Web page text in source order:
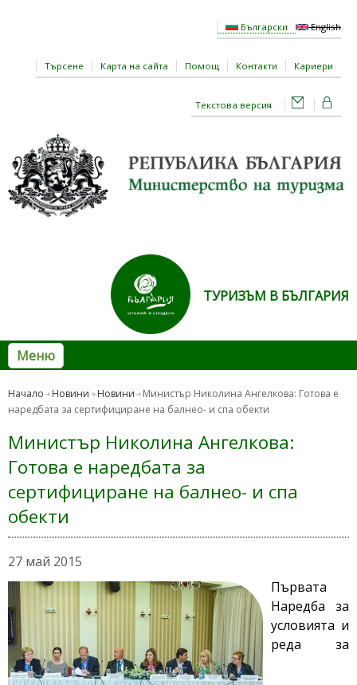
Български English
Търсене Карта на сайта Помощ Контакти Кариери
Текстова версия
ТУРИЗЪМ В БЪЛГАРИЯ
Меню
Начало Новини Новини
Министър Николина Ангелкова: Готова е
наредбата за сертифициране на балнео- и спа обекти
Министър Николина Ангелкова:
Готова е наредбата за
сертифициране на балнео- и спа
обекти
27 май 2015
Първата
Наредба за
условията и
реда за